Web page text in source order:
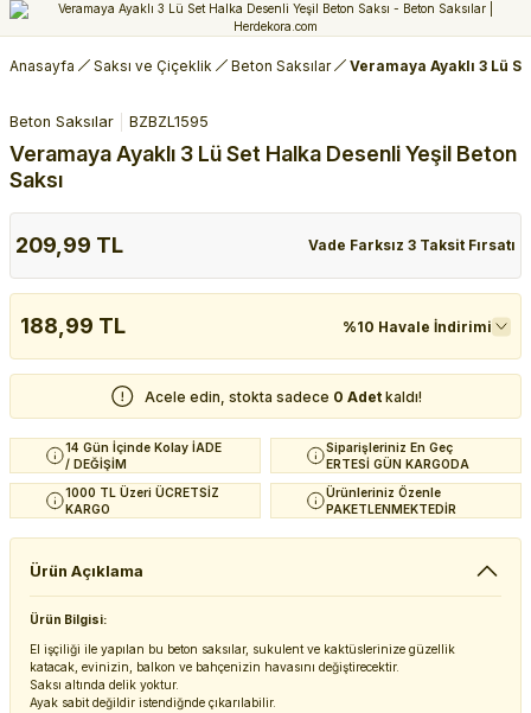
Anasayfa Saksı ve Çiçeklik Beton Saksılar Veramaya Ayaklı 3 Lü
Beton Saksılar BZBZL1595
Veramaya Ayaklı 3 Lü Set Halka Desenli Yeşil Beton
Saksı
209,99 TL Vade Farksız 3 Taksit Fırsatı
188,99 TL %10 Havale İndirimi
Acele edin, stokta sadece 0 Adet kaldı!
14 Gün İçinde Kolay İADE
/ DEĞİŞİM
Siparişleriniz En Geç
ERTESİ GÜN KARGODA
1000 TL Üzeri ÜCRETSİZ
KARGO
Ürünleriniz Özenle
PAKETLENMEKTEDİR
Ürün Açıklama
Ürün Bilgisi:
El işçiliği ile yapılan bu beton saksılar, sukulent ve kaktüslerinize güzellik
katacak, evinizin, balkon ve bahçenizin havasını değiştirecektir.
Saksı altında delik yoktur.
Ayak sabit değildir istendiğnde çıkarılabilir.